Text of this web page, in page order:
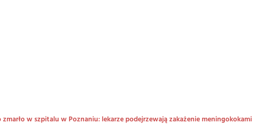
w szpitalu w Poznaniu: lekarze podejrzewają zakażenie meningokokami